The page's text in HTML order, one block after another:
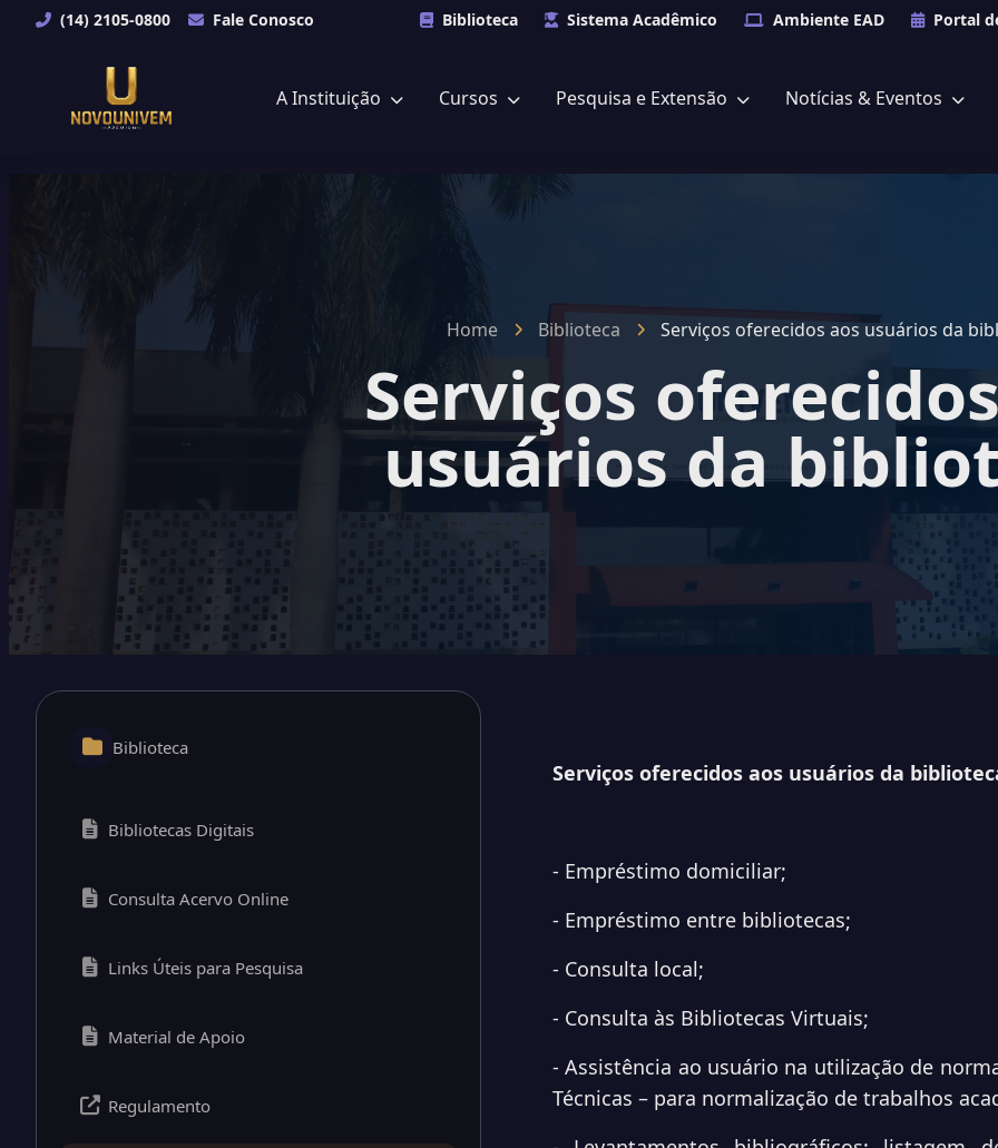
(14) 2105-0800 Fale Conosco Biblioteca Sistema Acadêmico Ambiente EAD Portal
A Instituição Cursos Pesquisa e Extensão Notícias & Eventos
Home Biblioteca Serviços oferecidos aos usuários da
Serviços
usuários da
Biblioteca
Bibliotecas Digitais
Consulta Acervo Online
Links Úteis para Pesquisa
Material de Apoio
Regulamento
Serviços oferecidos aos usuários da
- Empréstimo domiciliar;
- Empréstimo entre bibliotecas;
- Consulta local;
- Consulta às Bibliotecas Virtuais;
- Assistência ao usuário na utilização de
Técnicas – para normalização de trabalhos